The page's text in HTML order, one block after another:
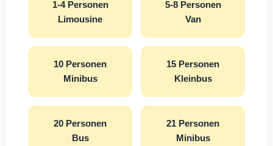
1-4 Personen
Limousine
5-8 Personen
Van
10 Personen
Minibus
15 Personen
Kleinbus
20 Personen
Bus
21 Personen
Minibus